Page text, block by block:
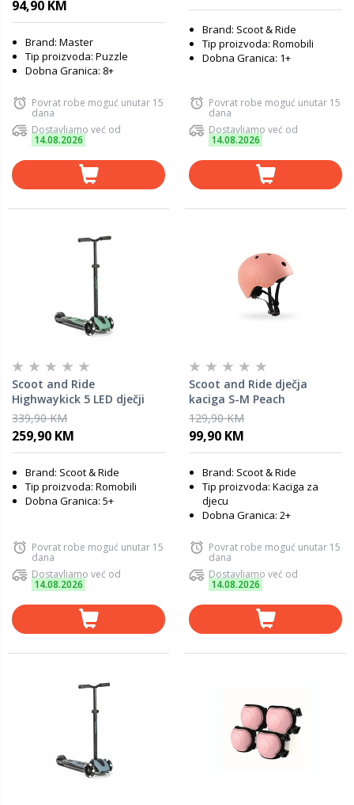
94,90 KM
Brand: Master
Tip proizvoda: Puzzle
Dobna Granica: 8+
Povrat robe moguć unutar 15
dana
Dostavljamo već od
14.08.2026
Brand: Scoot & Ride
Tip proizvoda: Romobili
Dobna Granica: 1+
Povrat robe moguć unutar 15
dana
Dostavljamo već od
14.08.2026
Scoot and Ride
Highwaykick 5 LED dječji
romobil, Forest
339,90 KM
259,90 KM
Brand: Scoot & Ride
Tip proizvoda: Romobili
Dobna Granica: 5+
Povrat robe moguć unutar 15
dana
Dostavljamo već od
14.08.2026
Scoot and Ride dječja
kaciga S-M Peach
129,90 KM
99,90 KM
Brand: Scoot & Ride
Tip proizvoda: Kaciga za
djecu
Dobna Granica: 2+
Povrat robe moguć unutar 15
dana
Dostavljamo već od
14.08.2026